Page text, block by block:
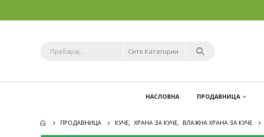
Сите Категории
НАСЛОВНА ПРОДАВНИЦА
ПРОДАВНИЦА КУЧЕ, ХРАНА ЗА КУЧЕ, ВЛАЖНА ХРАНА ЗА КУЧЕ